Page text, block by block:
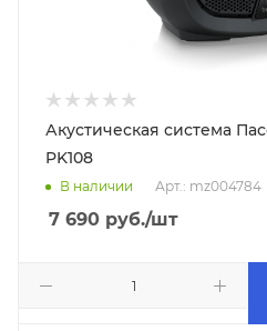
Акустическая система
PK108
В наличии Арт.: mz004784
7 690 руб./шт